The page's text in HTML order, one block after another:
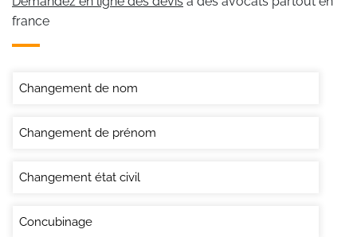
france
Changement de nom
Changement de prénom
Changement état civil
Concubinage